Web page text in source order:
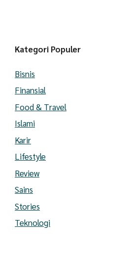
Kategori Populer
Bisnis
Finansial
Food & Travel
Islami
Karir
Lifestyle
Review
Sains
Stories
Teknologi